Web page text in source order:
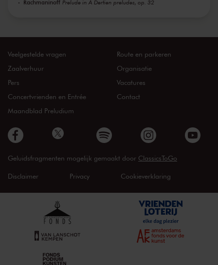
Rachmaninoff Prelude in A Dertien preludes, op. 32
Veelgestelde vragen
Zaalverhuur
Pers
Concertvrienden en Entrée
Maandblad Preludium
Route en parkeren
Organisatie
Vacatures
Contact
Geluidsfragmenten mogelijk gemaakt door ClassicsToGo
Disclaimer Privacy Cookieverklaring